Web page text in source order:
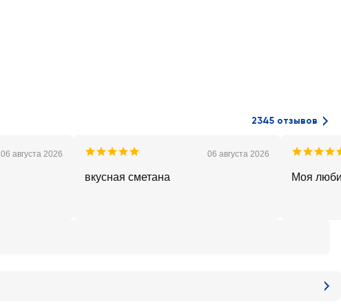
2345 отзывов
06 августа 2026 06 августа 2026
вкусная сметана Моя